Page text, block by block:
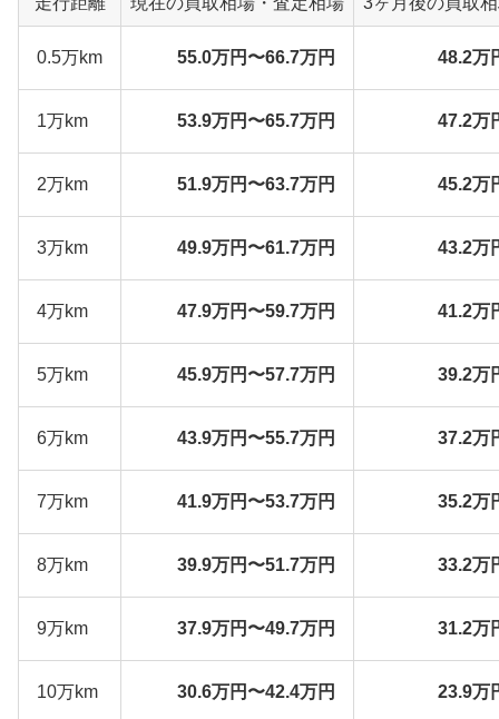
0.5万km 55.0万円〜66.7万円 48.2万
1万km 53.9万円〜65.7万円 47.2万
2万km 51.9万円〜63.7万円 45.2万
3万km 49.9万円〜61.7万円 43.2万
4万km 47.9万円〜59.7万円 41.2万
5万km 45.9万円〜57.7万円 39.2万
6万km 43.9万円〜55.7万円 37.2万
7万km 41.9万円〜53.7万円 35.2万
8万km 39.9万円〜51.7万円 33.2万
9万km 37.9万円〜49.7万円 31.2万
10万km 30.6万円〜42.4万円 23.9万